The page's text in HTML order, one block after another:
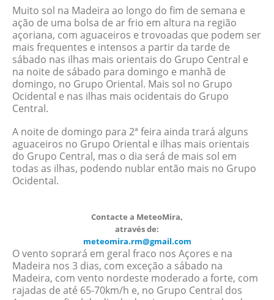
Muito sol na Madeira ao longo do fim de semana e
ação de uma bolsa de ar frio em altura na região
açoriana, com aguaceiros e trovoadas que podem ser
mais frequentes e intensos a partir da tarde de
sábado nas ilhas mais orientais do Grupo Central e
na noite de sábado para domingo e manhã de
domingo, no Grupo Oriental. Mais sol no Grupo
Ocidental e nas ilhas mais ocidentais do Grupo
Central.
A noite de domingo para 2ª feira ainda trará alguns
aguaceiros no Grupo Oriental e ilhas mais orientais
do Grupo Central, mas o dia será de mais sol em
todas as ilhas, podendo nublar então mais no Grupo
Ocidental.
Contacte a MeteoMira,
através de:
meteomira.rm@gmail.com
O vento soprará em geral fraco nos Açores e na
Madeira nos 3 dias, com exceção a sábado na
Madeira, com vento nordeste moderado a forte, com
rajadas de até 65-70km/h e, no Grupo Central dos